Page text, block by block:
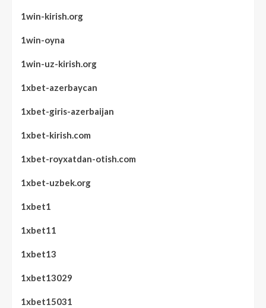
1win-kirish.org
1win-oyna
1win-uz-kirish.org
1xbet-azerbaycan
1xbet-giris-azerbaijan
1xbet-kirish.com
1xbet-royxatdan-otish.com
1xbet-uzbek.org
1xbet1
1xbet11
1xbet13
1xbet13029
1xbet15031